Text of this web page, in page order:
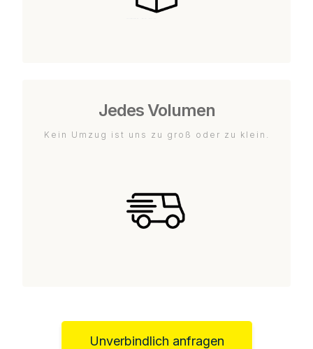
Jedes Volumen
Kein Umzug ist uns zu groß oder zu klein.
Unverbindlich anfragen